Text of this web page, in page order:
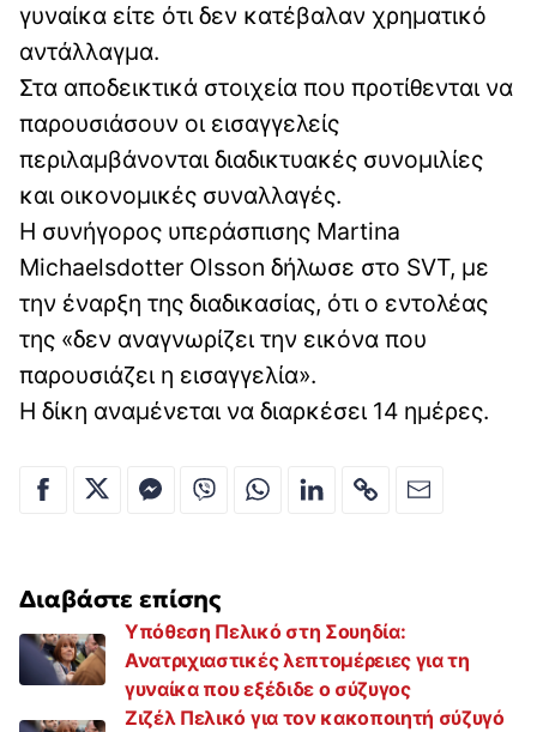
γυναίκα είτε ότι δεν κατέβαλαν χρηματικό
αντάλλαγμα.
Στα αποδεικτικά στοιχεία που προτίθενται να
παρουσιάσουν οι εισαγγελείς
περιλαμβάνονται διαδικτυακές συνομιλίες
και οικονομικές συναλλαγές.
Η συνήγορος υπεράσπισης Martina
Michaelsdotter Olsson δήλωσε στο SVT, με
την έναρξη της διαδικασίας, ότι ο εντολέας
της «δεν αναγνωρίζει την εικόνα που
παρουσιάζει η εισαγγελία».
Η δίκη αναμένεται να διαρκέσει 14 ημέρες.
Διαβάστε επίσης
Υπόθεση Πελικό στη Σουηδία:
Ανατριχιαστικές λεπτομέρειες για τη
γυναίκα που εξέδιδε ο σύζυγος
Ζιζέλ Πελικό για τον κακοποιητή σύζυγό